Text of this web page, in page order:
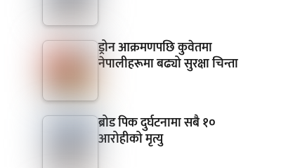
ड्रोन आक्रमणपछि कुवेतमा
नेपालीहरूमा बढ्यो सुरक्षा चिन्ता
ब्रोड पिक दुर्घटनामा सबै १०
आरोहीको मृत्यु